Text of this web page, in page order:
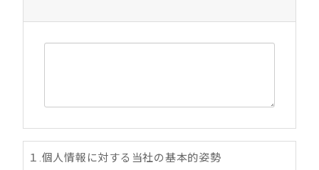
１.個人情報に対する当社の基本的姿勢